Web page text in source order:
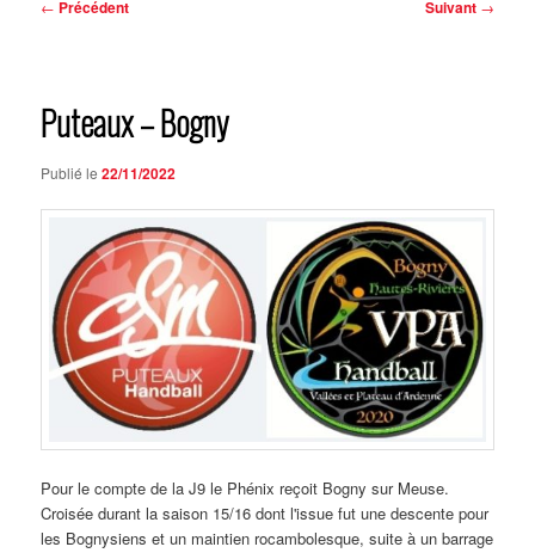
← Précédent Suivant →
Puteaux – Bogny
Publié le22/11/2022
Pour le compte de la J9 le Phénix reçoit Bogny sur Meuse.
Croisée durant la saison 15/16 dont l'issue fut une descente pour
les Bognysiens et un maintien rocambolesque, suite à un barrage